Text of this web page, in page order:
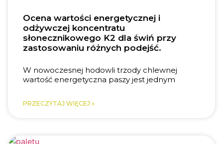
Ocena wartości energetycznej i
odżywczej koncentratu
słonecznikowego K2 dla świń przy
zastosowaniu różnych podejść.
W nowoczesnej hodowli trzody chlewnej
wartość energetyczna paszy jest jednym
PRZECZYTAJ WIĘCEJ »